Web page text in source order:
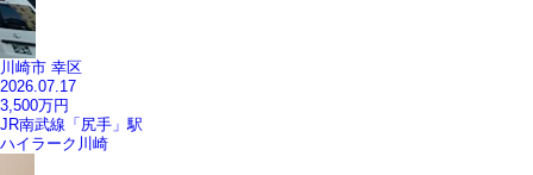
川崎市 幸区
2026.07.17
3,500万円
JR南武線「尻手」駅
ハイラーク川崎